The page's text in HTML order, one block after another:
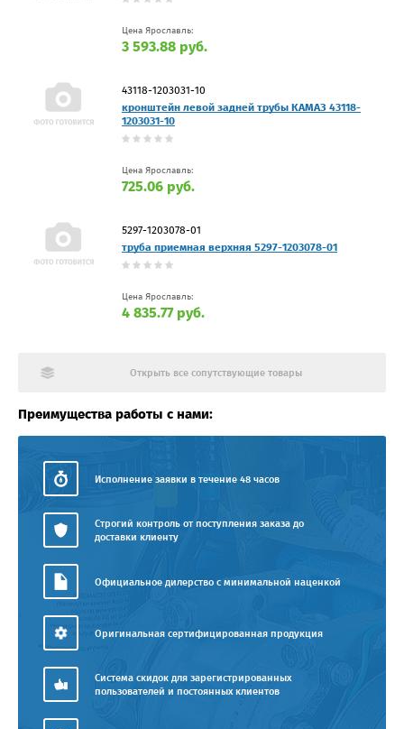
Цена Ярославль:
3 593.88 руб.
43118-1203031-10
кронштейн левой задней трубы КАМАЗ 43118-
1203031-10
Цена Ярославль:
725.06 руб.
5297-1203078-01
труба приемная верхняя 5297-1203078-01
Цена Ярославль:
4 835.77 руб.
Открыть все сопутствующие товары
Преимущества работы с нами:
Исполнение заявки в течение 48 часов
Строгий контроль от поступления заказа до
доставки клиенту
Официальное дилерство с минимальной наценкой
Оригинальная сертифицированная продукция
Система скидок для зарегистрированных
пользователей и постоянных клиентов